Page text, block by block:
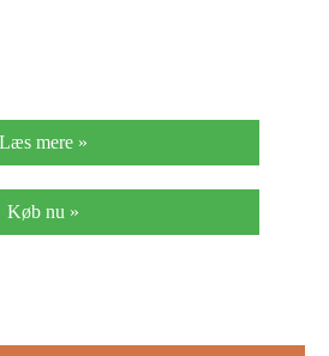
Inferno Red
Sparkle
Læs mere »
Køb nu »